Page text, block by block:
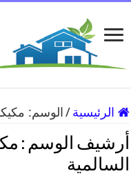
الرئيسية / الوسم:
أرشيف الوسم :
السالمية